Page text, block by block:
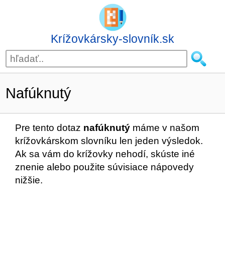
Krížovkársky-slovník.sk
Nafúknutý
Pre tento dotaz nafúknutý máme v našom
krížovkárskom slovníku len jeden výsledok.
Ak sa vám do krížovky nehodí, skúste iné
znenie alebo použite súvisiace nápovedy
nižšie.